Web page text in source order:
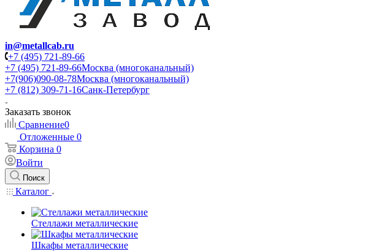
in@metallcab.ru
+7 (495) 721-89-66
+7 (495) 721-89-66Москва (многоканальный)
+7(906)090-08-78Москва (многоканальный)
+7 (812) 309-71-16Санк-Петербург
Заказать звонок
Сравнение0
Отложенные 0
Корзина 0
Войти
Поиск
Каталог
Стеллажи металлические
Шкафы металлические